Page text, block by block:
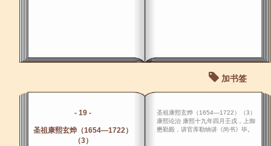
加书签
- 19 -
圣祖康熙玄烨（1654―1722）
（3）
圣祖康熙玄烨（1654―1722）（3）
康熙论治 康熙十九年四月壬戌，上御
懋勤殿，讲官库勒纳讲《尚书》毕。